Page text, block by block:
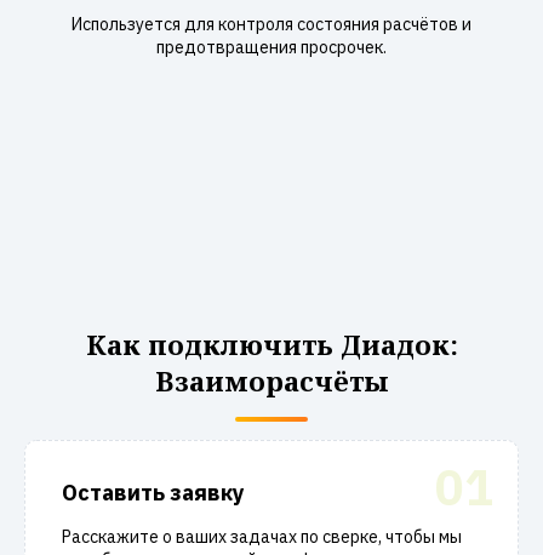
Используется для контроля состояния расчётов и
предотвращения просрочек.
Как подключить Диадок:
Взаиморасчёты
01
Оставить заявку
Расскажите о ваших задачах по сверке, чтобы мы